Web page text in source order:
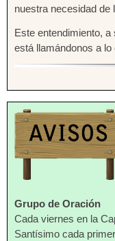
nuestra necesidad de
Este entendimiento,
está llamándonos a
Grupo de Oración
Cada viernes en la
Santísimo cada